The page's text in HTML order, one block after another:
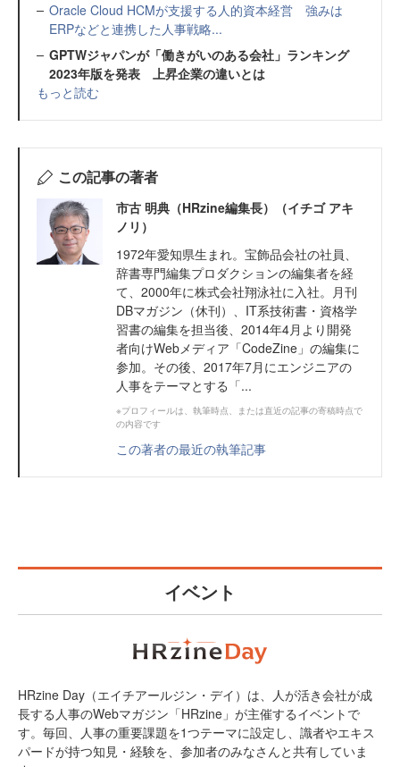
Oracle Cloud HCMが支援する人的資本経営 強みは
ERPなどと連携した人事戦略...
GPTWジャパンが「働きがいのある会社」ランキング
2023年版を発表 上昇企業の違いとは
もっと読む
この記事の著者
市古 明典（HRzine編集長）（イチゴ アキ
ノリ）
1972年愛知県生まれ。宝飾品会社の社員、
辞書専門編集プロダクションの編集者を経
て、2000年に株式会社翔泳社に入社。月刊
DBマガジン（休刊）、IT系技術書・資格学
習書の編集を担当後、2014年4月より開発
者向けWebメディア「CodeZine」の編集に
参加。その後、2017年7月にエンジニアの
人事をテーマとする「...
※プロフィールは、執筆時点、または直近の記事の寄稿時点で
の内容です
この著者の最近の執筆記事
イベント
HRzine Day（エイチアールジン・デイ）は、人が活き会社が成
長する人事のWebマガジン「HRzine」が主催するイベントで
す。毎回、人事の重要課題を1つテーマに設定し、識者やエキス
パードが持つ知見・経験を、参加者のみなさんと共有していま